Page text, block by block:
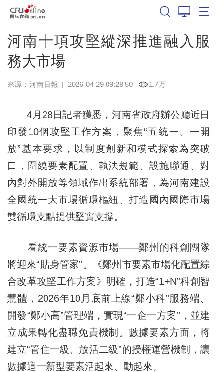
河南十項攻堅縱深推進融入服
務大市場
來源： 河南日報 | 2026-04-29 09:28:50 1.7万
4月28日記者獲悉，河南省政府辦公廳近日
印發10個攻堅工作方案，聚焦“五統一、一開
放”基本要求，以制度創新和模式探索為突破
口，圍繞要素配置、執法規範、設施聯通、對
內對外開放等領域作出系統部署，為河南建設
全國統一大市場循環樞紐、打造國內國際市場
雙循環支點提供堅實支撐。
看統一要素資源市場——鄭州的科創團隊
將迎來“貼身管家”。《鄭州市要素市場化配置綜
合改革攻堅工作方案》明確，打造“1+N”科創智
慧體，2026年10月底前上線“鄭小科”服務端、
開發“鄭小高”管理端，實現“一企一方案”，並建
立成果轉化盡職免責機制。數據要素方面，將
建立“管住一級、放活二級”的授權運營機制，讓
數據這一新型要素活起來、動起來。